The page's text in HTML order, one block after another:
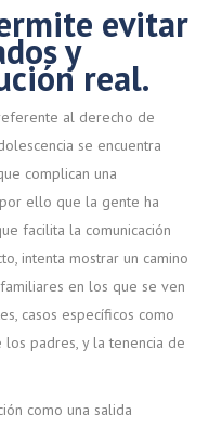
evitar
y
real.
al derecho de
se encuentra
complican una
ello que la gente ha
facilita la comunicación
intenta mostrar un camino
en los que se ven
casos específicos como
padres, y la tenencia de
como una salida